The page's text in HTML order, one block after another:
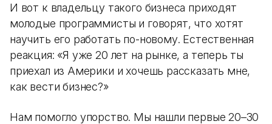
И вот к владельцу такого бизнеса приходят
молодые программисты и говорят, что хотят
научить его работать по-новому. Естественная
реакция: «Я уже 20 лет на рынке, а теперь ты
приехал из Америки и хочешь рассказать мне,
как вести бизнес?»
Нам помогло упорство. Мы нашли первые 20–30